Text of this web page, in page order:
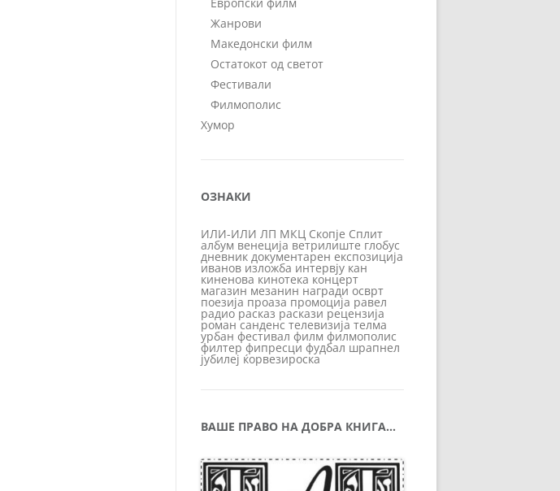
Жанрови
Македонски филм
Остатокот од светот
Фестивали
Филмополис
Хумор
ОЗНАКИ
ИЛИ-ИЛИ ЛП МКЦ Скопје Сплит
албум венеција ветрилиште глобус
дневник документарен експозиција
иванов изложба интервју кан
киненова кинотека концерт
магазин мезанин награди осврт
поезија проаза промоција равел
радио расказ раскази рецензија
роман санденс телевизија телма
урбан фестивал филм филмополис
филтер фипресци фудбал шрапнел
јубилеј ќорвезироска
ВАШЕ ПРАВО НА ДОБРА КНИГА…